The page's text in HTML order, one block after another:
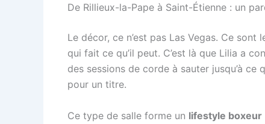
De Rillieux-la-Pape à Saint-Étienne : un
Le décor, ce n’est pas Las Vegas. Ce sont
qui fait ce qu’il peut. C’est là que Lilia a
des sessions de corde à sauter jusqu’à
pour un titre.
Ce type de salle forme un lifestyle boxeur